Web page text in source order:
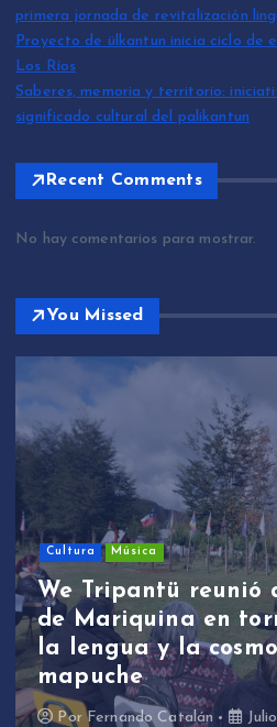
primera jornada de revitalización
Proyecto de ülkantun inicia ciclo de
Los Ríos
Saberes, memoria y territorio:
significado cultural del palikantun
Recent Comments
No hay comentarios para mostrar.
You Missed
al ülkantun,
2026 11 views
Sin